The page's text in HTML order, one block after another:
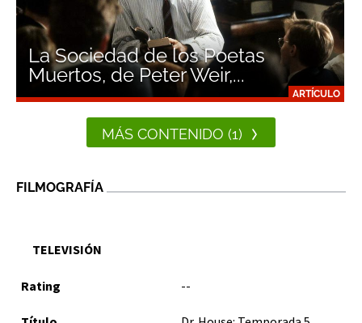
ARTÍCULO
La Sociedad de los Poetas
Muertos, de Peter Weir,...
MÁS CONTENIDO (1)
FILMOGRAFÍA
TELEVISIÓN
--